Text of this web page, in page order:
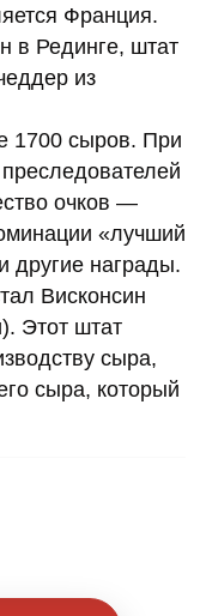
Франция.
в Рединге, штат
из
1700 сыров. При
очков —
«лучший
награды.
Висконсин
Этот штат
сыра,
сыра, который